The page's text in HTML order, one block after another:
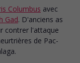
Columbus avec
Gad. D'anciens as
contrer l'attaque
de Pac-